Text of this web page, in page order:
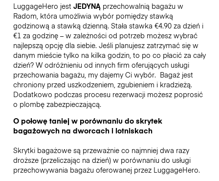
LuggageHero jest JEDYNĄprzechowalnią bagażu w
Radom, która umożliwia wybór pomiędzy stawką
godzinową a stawką dzienną. Stała stawka €4.90 za dzień i
€1 za godzinę – w zależności od potrzeb możesz wybrać
najlepszą opcję dla siebie. Jeśli planujesz zatrzymać się w
danym mieście tylko na kilka godzin, to po co płacić za cały
dzień? W odróżnieniu od innych firm oferujących usługi
przechowania bagażu, my dajemy Ci wybór. Bagaż jest
chroniony przed uszkodzeniem, zgubieniem i kradzieżą.
Dodatkowo podczas procesu rezerwacji możesz poprosić
o plombę zabezpieczającą.
O połowę taniej w porównaniu do skrytek
bagażowych na dworcach i lotniskach
Skrytki bagażowe są przeważnie co najmniej dwa razy
droższe (przeliczając na dzień) w porównaniu do usługi
przechowywania bagażu oferowanej przez LuggageHero.